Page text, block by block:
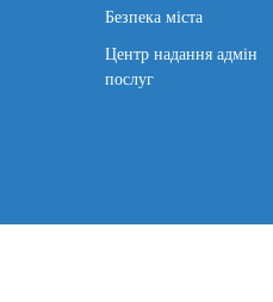
Безпека міста
Центр надання адмін
послуг